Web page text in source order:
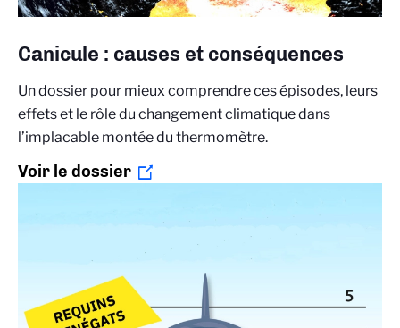
Canicule : causes et conséquences
Un dossier pour mieux comprendre ces épisodes, leurs
effets et le rôle du changement climatique dans
l’implacable montée du thermomètre.
Voir le dossier